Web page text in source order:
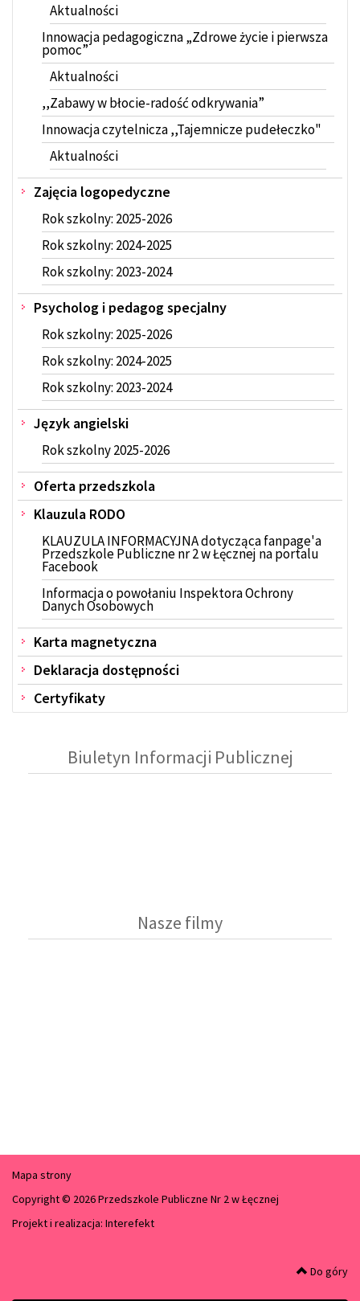
Aktualności
Innowacja pedagogiczna „Zdrowe życie i pierwsza
pomoc”
Aktualności
,,Zabawy w błocie-radość odkrywania”
Innowacja czytelnicza ,,Tajemnicze pudełeczko"
Aktualności
Zajęcia logopedyczne
Rok szkolny: 2025-2026
Rok szkolny: 2024-2025
Rok szkolny: 2023-2024
Psycholog i pedagog specjalny
Rok szkolny: 2025-2026
Rok szkolny: 2024-2025
Rok szkolny: 2023-2024
Język angielski
Rok szkolny 2025-2026
Oferta przedszkola
Klauzula RODO
KLAUZULA INFORMACYJNA dotycząca fanpage'a
Przedszkole Publiczne nr 2 w Łęcznej na portalu
Facebook
Informacja o powołaniu Inspektora Ochrony
Danych Osobowych
Karta magnetyczna
Deklaracja dostępności
Certyfikaty
Biuletyn Informacji Publicznej
Nasze filmy
Mapa strony
Copyright © 2026 Przedszkole Publiczne Nr 2 w Łęcznej
Projekt i realizacja: Interefekt
Do góry